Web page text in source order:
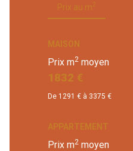
Prix au m2
MAISON
Prix m2 moyen
1832 €
De 1291 € à 3375 €
APPARTEMENT
Prix m2 moyen